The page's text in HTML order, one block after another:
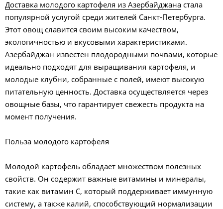
Доставка молодого картофеля из Азербайджана стала
популярной услугой среди жителей Санкт-Петербурга.
Этот овощ славится своим высоким качеством,
экологичностью и вкусовыми характеристиками.
Азербайджан известен плодородными почвами, которые
идеально подходят для выращивания картофеля, и
молодые клубни, собранные с полей, имеют высокую
питательную ценность. Доставка осуществляется через
овощные базы, что гарантирует свежесть продукта на
момент получения.
Польза молодого картофеля
Молодой картофель обладает множеством полезных
свойств. Он содержит важные витамины и минералы,
такие как витамин C, который поддерживает иммунную
систему, а также калий, способствующий нормализации